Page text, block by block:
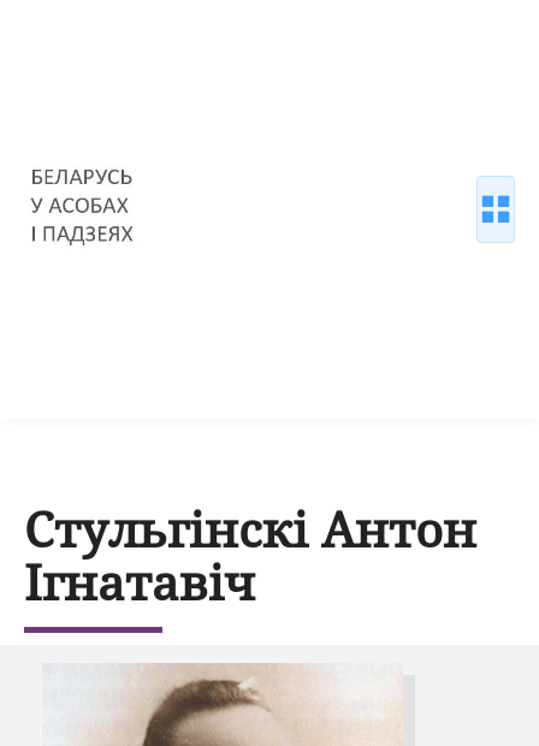
Стульгінскі Антон
Ігнатавіч